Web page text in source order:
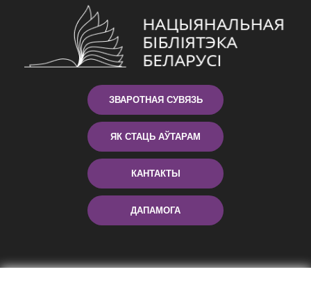
ЗВАРОТНАЯ СУВЯЗЬ
ЯК СТАЦЬ АЎТАРАМ
КАНТАКТЫ
ДАПАМОГА